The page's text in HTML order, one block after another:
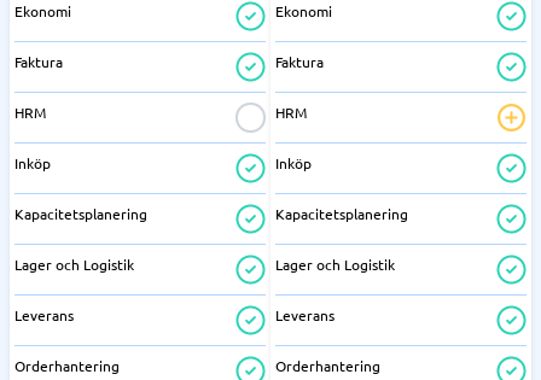
Ekonomi
Faktura
HRM
Inköp
Kapacitetsplanering
Lager och Logistik
Leverans
Orderhantering
Ekonomi
Faktura
HRM
Inköp
Kapacitetsplanering
Lager och Logistik
Leverans
Orderhantering